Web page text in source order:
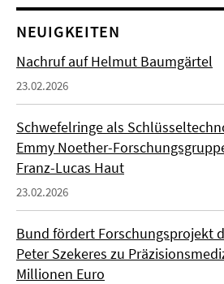
NEUIGKEITEN
Nachruf auf Helmut Baumgärtel
23.02.2026
Schwefelringe als
Emmy Noether-
Franz-Lucas Haut
23.02.2026
Bund fördert Forschungsprojekt
Peter Szekeres zu
Millionen Euro